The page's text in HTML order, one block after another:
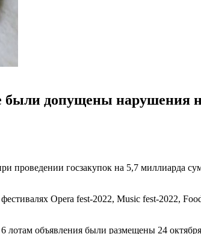
допущены нарушения
проведении госзакупок на 5,7 миллиарда
Opera fest-2022, Music fest-2022,
лотам объявления были размещены 24